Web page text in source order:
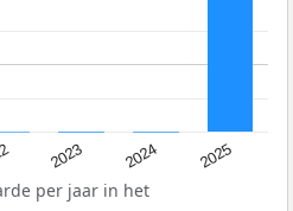
2023 2024 2025
per jaar in het